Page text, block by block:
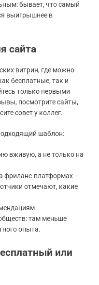
бывает, что самый
выигрышнее в
сайта
витрин, где можно
бесплатные, так и
только первыми
посмотрите сайты,
совет у коллег.
шаблон:
вживую, а не только на
фриланс-платформах –
отмечают, какие
там меньше
опыта.
или